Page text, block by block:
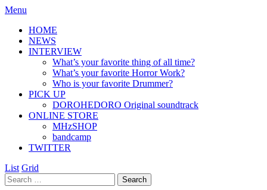
Menu
HOME
NEWS
INTERVIEW
What’s your favorite thing of all time?
What’s your favorite Horror Work?
Who is your favorite Drummer?
PICK UP
DOROHEDORO Original soundtrack
ONLINE STORE
MHzSHOP
bandcamp
TWITTER
List Grid